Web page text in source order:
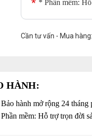
* Phần mềm:
Cần tư vấn - Mua
HÀNH:
hành mở rộng 24
mềm: Hỗ trợ trọn đời